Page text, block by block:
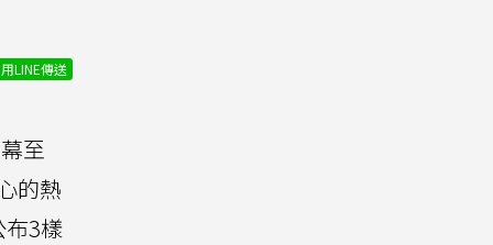
用LINE傳送
至
的熱
3樣